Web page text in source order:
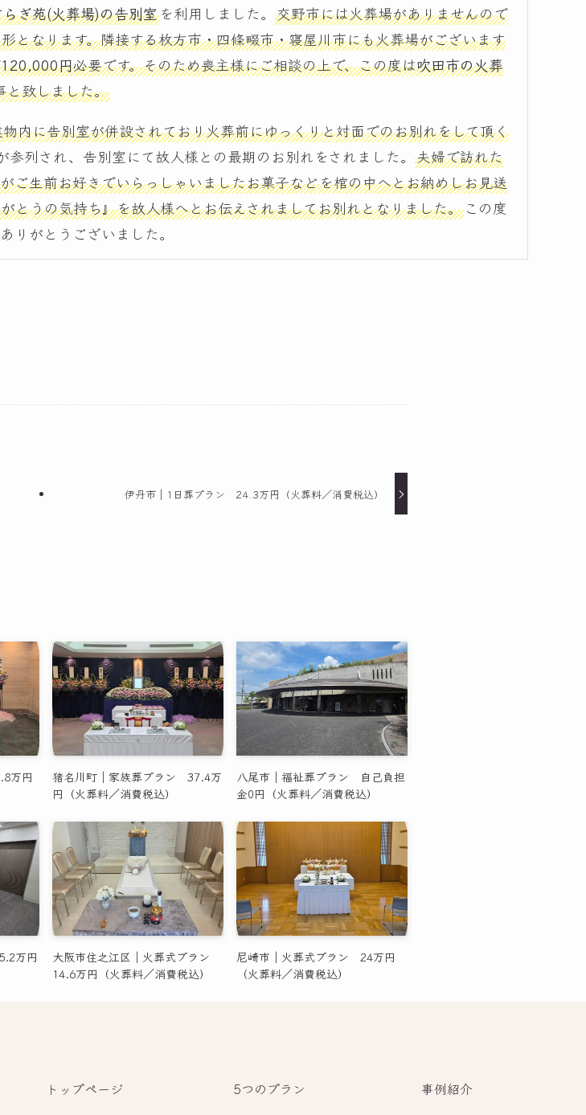
ぎ苑(火葬場)の告別室を利用しました。 交野市には火葬場がありませんので
となります。隣接する枚方市・四條畷市・寝屋川市にも火葬場がございます
120,000円必要です。そのため喪主様にご相談の上で、この度は吹田市の火葬
と致しました。
内に告別室が併設されており火葬前にゆっくりと対面でのお別れをして頂く
参列され、告別室にて故人様との最期のお別れをされました。 夫婦で訪れた
ご生前お好きでいらっしゃいましたお菓子などを棺の中へとお納めしお見送
とうの気持ち』を故人様へとお伝えされましてお別れとなりました。 この度
りがとうございました。
伊丹市｜1日葬プラン 24.3万円（火葬料／消費税込）
万円
猪名川町｜家族葬プラン 37.4万
円（火葬料／消費税込）
八尾市｜福祉葬プラン 自己負担
金0円（火葬料／消費税込）
万円
大阪市住之江区｜火葬式プラン
14.6万円（火葬料／消費税込）
尼崎市｜火葬式プラン 24万円
（火葬料／消費税込）
トップページ
5つのプラン
事例紹介